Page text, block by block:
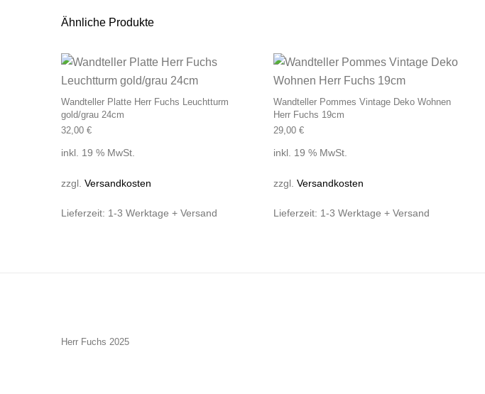
Ähnliche Produkte
Wandteller Platte Herr Fuchs Leuchtturm
gold/grau 24cm
32,00 €
inkl. 19 % MwSt.
zzgl. Versandkosten
Lieferzeit: 1-3 Werktage + Versand
Wandteller Pommes Vintage Deko Wohnen
Herr Fuchs 19cm
29,00 €
inkl. 19 % MwSt.
zzgl. Versandkosten
Lieferzeit: 1-3 Werktage + Versand
Herr Fuchs 2025